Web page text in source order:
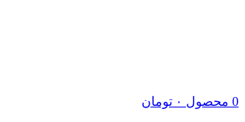
0 محصول ۰ تومان